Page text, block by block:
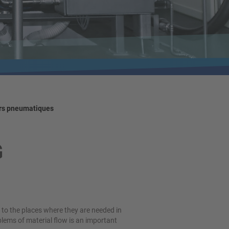
pneumatiques
the places where they are needed in
of material flow is an important